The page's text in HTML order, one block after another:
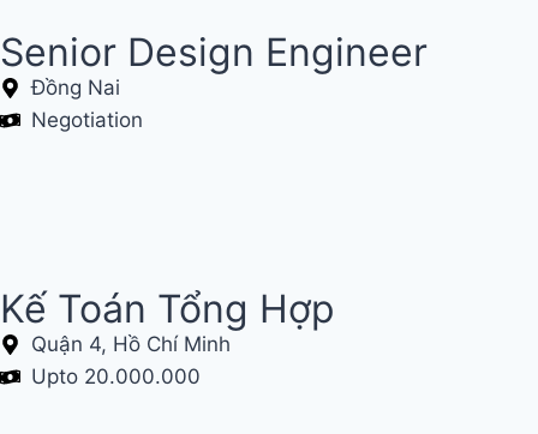
Senior Design Engineer
Đồng Nai
Negotiation
Kế Toán Tổng Hợp
Quận 4, Hồ Chí Minh
Upto 20.000.000